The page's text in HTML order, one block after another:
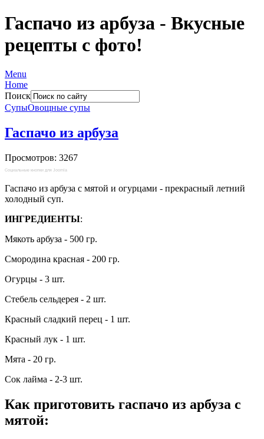
Гаспачо из арбуза - Вкусные
рецепты с фото!
Menu
Home
Поиск
СупыОвощные супы
Гаспачо из арбуза
Просмотров: 3267
Социальные кнопки для Joomla
Гаспачо из арбуза с мятой и огурцами - прекрасный летний
холодный суп.
ИНГРЕДИЕНТЫ:
Мякоть арбуза - 500 гр.
Смородина красная - 200 гр.
Огурцы - 3 шт.
Стебель сельдерея - 2 шт.
Красный сладкий перец - 1 шт.
Красный лук - 1 шт.
Мята - 20 гр.
Сок лайма - 2-3 шт.
Как приготовить гаспачо из арбуза с
мятой: